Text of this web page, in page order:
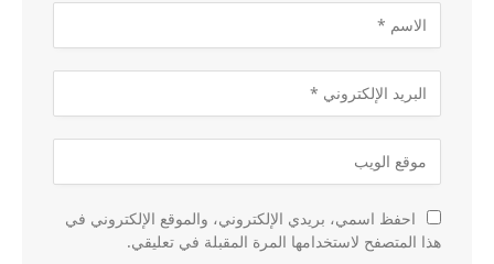
احفظ اسمي، بريدي الإلكتروني، والموقع الإلكتروني في
هذا المتصفح لاستخدامها المرة المقبلة في تعليقي.